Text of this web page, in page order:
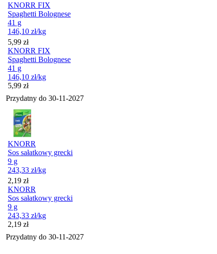
KNORR FIX
Spaghetti Bolognese
41 g
146,10 zł/kg
Cena
5,99 zł
KNORR FIX
Spaghetti Bolognese
41 g
146,10 zł/kg
Cena
5,99 zł
Przydatny do 30-11-2027
KNORR
Sos sałatkowy grecki
9 g
243,33 zł/kg
Cena
2,19 zł
KNORR
Sos sałatkowy grecki
9 g
243,33 zł/kg
Cena
2,19 zł
Przydatny do 30-11-2027